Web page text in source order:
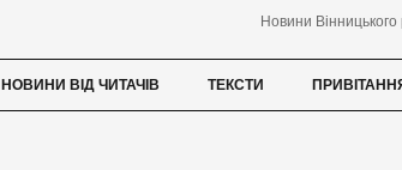
Новини
НОВИНИ ВІД ЧИТАЧІВ ТЕКСТИ